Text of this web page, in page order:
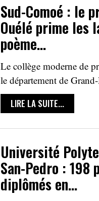
Sud-Comoé : le
Ouélé prime les
poème…
Le collège moderne de
le département de
LIRE LA SUITE...
Université
San-Pedro : 198
diplômés en…